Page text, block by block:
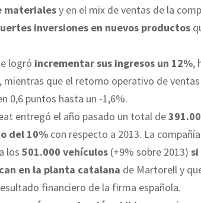
materialesy en el mix de ventas de la
inversiones en nuevos productos
logró incrementar sus ingresos un 12%,
, mientras que el retorno operativo de
0,6 puntos hasta un -1,6%.
entregó el año pasado un total de
del 10% con respecto a 2013. La
los 501.000 vehículos (+9% sobre 2013) si
en la planta catalana de Martorell y
financiero de la firma española.